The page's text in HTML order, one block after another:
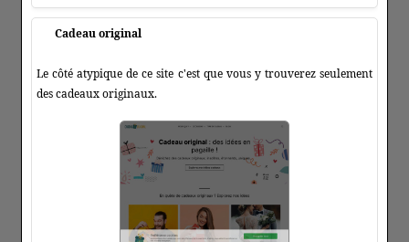
Cadeau original
Le côté atypique de ce site c'est que vous y trouverez seulement
des cadeaux originaux.